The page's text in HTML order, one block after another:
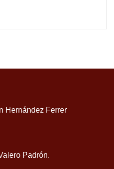
Hernández Ferrer
Padrón.